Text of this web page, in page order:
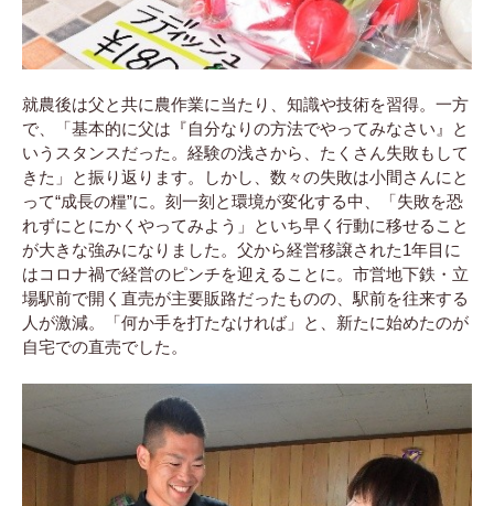
就農後は父と共に農作業に当たり、知識や技術を習得。一方
で、「基本的に父は『自分なりの方法でやってみなさい』と
いうスタンスだった。経験の浅さから、たくさん失敗もして
きた」と振り返ります。しかし、数々の失敗は小間さんにと
って“成長の糧”に。刻一刻と環境が変化する中、「失敗を恐
れずにとにかくやってみよう」といち早く行動に移せること
が大きな強みになりました。父から経営移譲された1年目に
はコロナ禍で経営のピンチを迎えることに。市営地下鉄・立
場駅前で開く直売が主要販路だったものの、駅前を往来する
人が激減。「何か手を打たなければ」と、新たに始めたのが
自宅での直売でした。